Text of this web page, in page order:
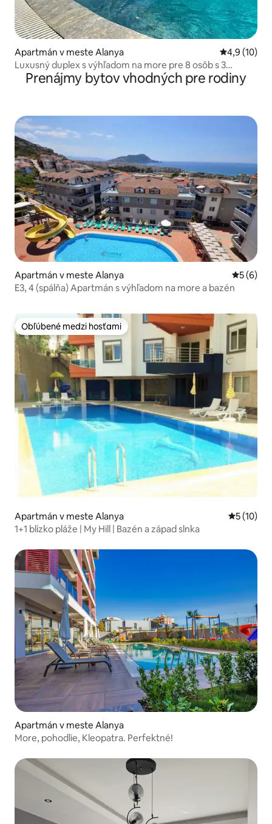
Apartmán v meste Alanya Priemerné
4,9 (10)
Luxusný duplex s výhľadom na more pre 8 osôb s 3
spálňami
Prenájmy bytov vhodných pre rodiny
Apartmán v meste Alanya
5 (6)
E3, 4 (spálňa) Apartmán s výhľadom na more a bazén
Obľúbené medzi hosťami
Obľúbené medzi hosťami
Apartmán v meste Alanya
5 (10)
1+1 blízko pláže | My Hill | Bazén a západ slnka
Apartmán v meste Alanya
More, pohodlie, Kleopatra. Perfektné!